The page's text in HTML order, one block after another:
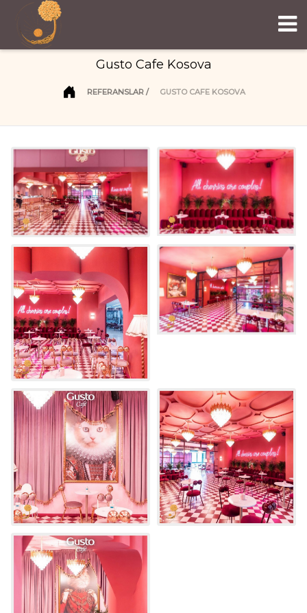
Gusto Cafe Kosova
REFERANSLAR GUSTO CAFE KOSOVA